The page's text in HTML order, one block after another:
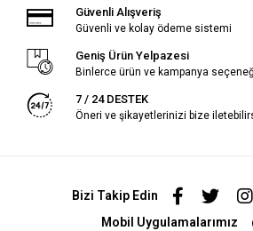
Güvenli Alışveriş
Güvenli ve kolay ödeme sistemi
Geniş Ürün Yelpazesi
Binlerce ürün ve kampanya
7 / 24 DESTEK
Öneri ve şikayetlerinizi bize
Bizi Takip Edin
Mobil Uygulamalarımız